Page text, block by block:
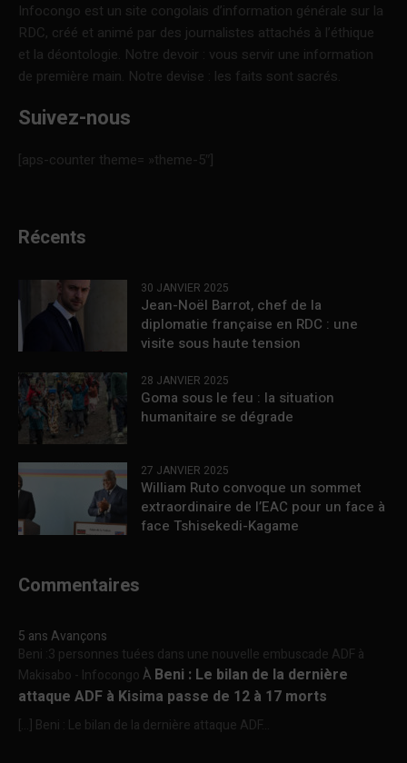
Infocongo est un site congolais d’information générale sur la
RDC, créé et animé par des journalistes attachés à l’éthique
et la déontologie. Notre devoir : vous servir une information
de première main. Notre devise : les faits sont sacrés.
Suivez-nous
[aps-counter theme= »theme-5″]
Récents
30 JANVIER 2025
Jean-Noël Barrot, chef de la
diplomatie française en RDC : une
visite sous haute tension
28 JANVIER 2025
Goma sous le feu : la situation
humanitaire se dégrade
27 JANVIER 2025
William Ruto convoque un sommet
extraordinaire de l’EAC pour un face à
face Tshisekedi-Kagame
Commentaires
5 ans Avançons
Beni :3 personnes tuées dans une nouvelle embuscade ADF à
Makisabo - InfocongoÀ Beni : Le bilan de la dernière
attaque ADF à Kisima passe de 12 à 17 morts
[…] Beni : Le bilan de la dernière attaque ADF...